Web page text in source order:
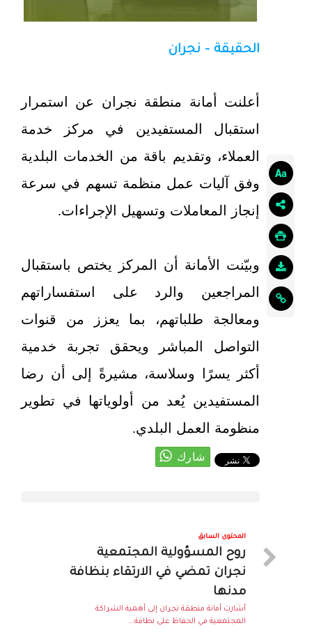
الحقيقة – نجران
أعلنت أمانة منطقة نجران عن استمرار
استقبال المستفيدين في مركز خدمة
العملاء، وتقديم باقة من الخدمات البلدية
وفق آليات عمل منظمة تسهم في سرعة
إنجاز المعاملات وتسهيل الإجراءات.
وبيّنت الأمانة أن المركز يختص باستقبال
المراجعين والرد على استفساراتهم
ومعالجة طلباتهم، بما يعزز من قنوات
التواصل المباشر ويحقق تجربة خدمية
أكثر يسرًا وسلاسة، مشيرةً إلى أن رضا
المستفيدين يُعد من أولوياتها في تطوير
منظومة العمل البلدي.
المحتوى السابق
روح المسؤولية المجتمعية
نجران تمضي في الارتقاء بنظافة
مدنها
أشارت أمانة منطقة نجران إلى أهمية الشراكة
المجتمعية في الحفاظ على نظافة...